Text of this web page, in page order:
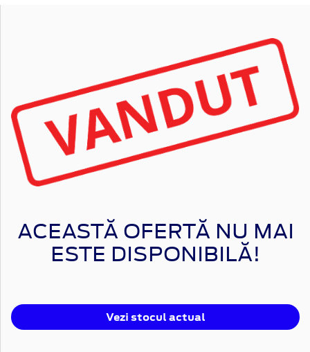
ACEASTĂ OFERTĂ NU MAI
ESTE DISPONIBILĂ!
Vezi stocul actual